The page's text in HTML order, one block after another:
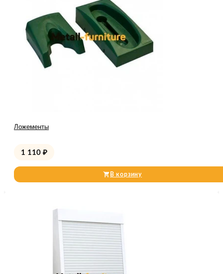
Ложементы
1 110 ₽
В корзину